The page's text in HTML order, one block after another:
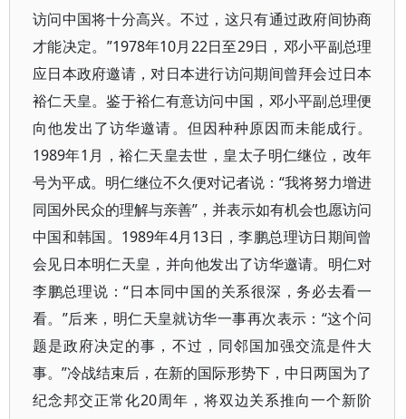
访问中国将十分高兴。不过，这只有通过政府间协商
才能决定。”1978年10月22日至29日，邓小平副总理
应日本政府邀请，对日本进行访问期间曾拜会过日本
裕仁天皇。鉴于裕仁有意访问中国，邓小平副总理便
向他发出了访华邀请。但因种种原因而未能成行。
1989年1月，裕仁天皇去世，皇太子明仁继位，改年
号为平成。明仁继位不久便对记者说：“我将努力增进
同国外民众的理解与亲善”，并表示如有机会也愿访问
中国和韩国。1989年4月13日，李鹏总理访日期间曾
会见日本明仁天皇，并向他发出了访华邀请。明仁对
李鹏总理说：“日本同中国的关系很深，务必去看一
看。”后来，明仁天皇就访华一事再次表示：“这个问
题是政府决定的事，不过，同邻国加强交流是件大
事。”冷战结束后，在新的国际形势下，中日两国为了
纪念邦交正常化20周年，将双边关系推向一个新阶